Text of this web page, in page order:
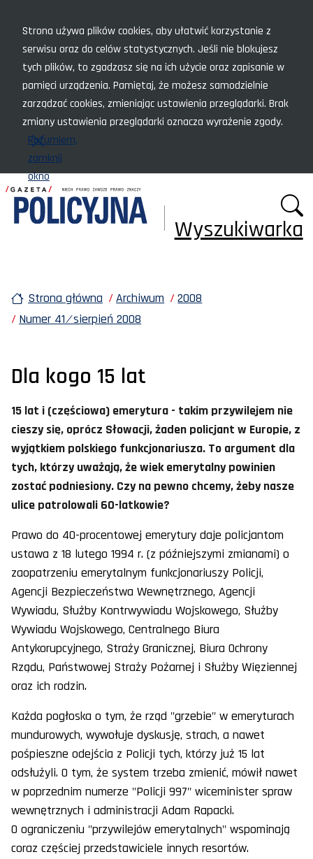
Strona używa plików cookies, aby ułatwić korzystanie z
serwisu oraz do celów statystycznych. Jeśli nie blokujesz
tych plików, to zgadzasz się na ich użycie oraz zapisanie w
pamięci urządzenia. Pamiętaj, że możesz samodzielnie
zarządzać cookies, zmieniając ustawienia przeglądarki. Brak
zmiany ustawienia przeglądarki oznacza wyrażenie zgody.
Rozumiem,
zamknij
okno
Wyszukiwarka
Strona główna Archiwum
2008
Numer 41 ⁄ sierpień 2008
Dla kogo 15 lat
15 lat i (częściowa) emerytura - takim przywilejem nie
cieszy się, oprócz Słowacji, żaden policjant w Europie, z
wyjątkiem polskiego funkcjonariusza. To argument dla
tych, którzy uważają, że wiek emerytalny powinien
zostać podniesiony. Czy na pewno chcemy, żeby nasze
ulice patrolowali 60-latkowie?
Prawo do 40-procentowej emerytury daje policjantom
ustawa z 18 lutego 1994 r. (z późniejszymi zmianami) o
zaopatrzeniu emerytalnym funkcjonariuszy Policji,
Agencji Bezpieczeństwa Wewnętrznego, Agencji
Wywiadu, Służby Kontrwywiadu Wojskowego, Służby
Wywiadu Wojskowego, Centralnego Biura
Antykorupcyjnego, Straży Granicznej, Biura Ochrony
Rządu, Państwowej Straży Pożarnej i Służby Więziennej
oraz ich rodzin.
Każda pogłoska o tym, że rząd "grzebie" w emeryturach
mundurowych, wywołuje dyskusję, strach, a nawet
pośpieszne odejścia z Policji tych, którzy już 15 lat
odsłużyli. O tym, że system trzeba zmienić, mówił nawet
w poprzednim numerze "Policji 997" wiceminister spraw
wewnętrznych i administracji Adam Rapacki.
O ograniczeniu "przywilejów emerytalnych" wspominają
coraz częściej przedstawiciele innych resortów.